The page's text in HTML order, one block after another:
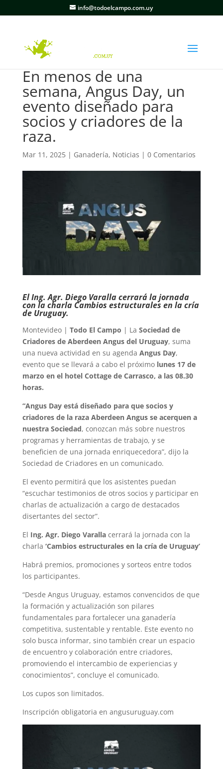
info@todoelcampo.com.uy
En menos de una
semana, Angus Day, un
evento diseñado para
socios y criadores de la
raza.
Mar 11, 2025| Ganadería, Noticias | 0 Comentarios
El Ing. Agr. Diego Varalla cerrará la jornada
con la charla Cambios estructurales en la cría
de Uruguay.
Montevideo | Todo El Campo | La Sociedad de
Criadores de Aberdeen Angus del Uruguay, suma
una nueva actividad en su agenda Angus Day,
evento que se llevará a cabo el próximo lunes 17 de
marzo en el hotel Cottage de Carrasco, a las 08.30
horas.
“Angus Day está diseñado para que socios y
criadores de la raza Aberdeen Angus se acerquen a
nuestra Sociedad, conozcan más sobre nuestros
programas y herramientas de trabajo, y se
beneficien de una jornada enriquecedora”, dijo la
Sociedad de Criadores en un comunicado.
El evento permitirá que los asistentes puedan
“escuchar testimonios de otros socios y participar en
charlas de actualización a cargo de destacados
disertantes del sector”.
El Ing. Agr. Diego Varallacerrará la jornada con la
charla ‘Cambios estructurales en la cría de Uruguay’
Habrá premios, promociones y sorteos entre todos
los participantes.
“Desde Angus Uruguay, estamos convencidos de que
la formación y actualización son pilares
fundamentales para fortalecer una ganadería
competitiva, sustentable y rentable. Este evento no
solo busca informar, sino también crear un espacio
de encuentro y colaboración entre criadores,
promoviendo el intercambio de experiencias y
conocimientos”, concluye el comunicado.
Los cupos son limitados.
Inscripción obligatoria en angusuruguay.com